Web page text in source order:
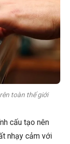
toàn thế giới
cấu tạo nên
nhạy cảm với